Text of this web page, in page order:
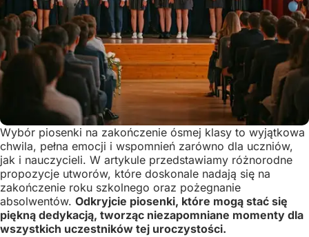
Wybór piosenki na zakończenie ósmej klasy to wyjątkowa
chwila, pełna emocji i wspomnień zarówno dla uczniów,
jak i nauczycieli. W artykule przedstawiamy różnorodne
propozycje utworów, które doskonale nadają się na
zakończenie roku szkolnego oraz pożegnanie
absolwentów. Odkryjcie piosenki, które mogą stać się
piękną dedykacją, tworząc niezapomniane momenty dla
wszystkich uczestników tej uroczystości.